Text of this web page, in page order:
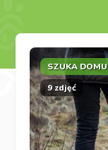
SZUKA DOMU
9 zdjęć